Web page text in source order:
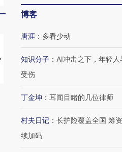
【推广】走进第四届链博
博客
唐涯 ： 多看少动
知识分子 ： AI冲击之下，年轻
受伤
丁金坤 ： 耳闻目睹的几位律师
村夫日记 ： 长护险覆盖全国 筹
续加码